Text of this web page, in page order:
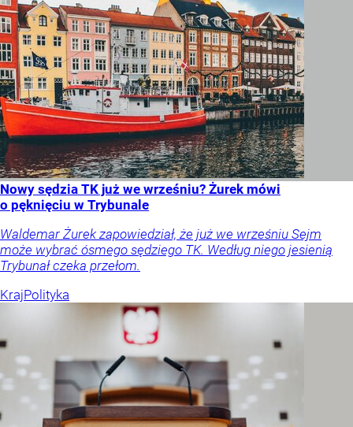
Nowy sędzia TK już we wrześniu? Żurek mówi
o pęknięciu w Trybunale
Waldemar Żurek zapowiedział, że już we wrześniu Sejm
może wybrać ósmego sędziego TK. Według niego jesienią
Trybunał czeka przełom.
KrajPolityka